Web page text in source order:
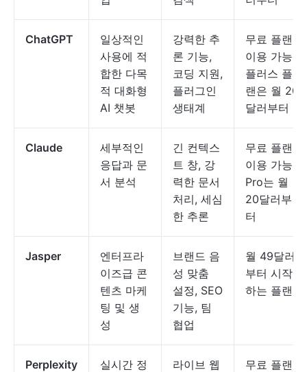
ChatGPT
일상적인
사용에 적
합한 다목
적 대화형
AI 챗봇
강력한 추
론 기능,
코딩 지원,
플러그인
생태계
무료 플랜
이용 가능,
플러스 플
랜은 월 20
달러부터
Claude
세부적인
응답과 문
서 분석
긴 컨텍스
트 창, 강
력한 문서
처리, 세심
한 추론
무료 플랜
이용 가능,
Pro는 월
20달러부
터
Jasper
엔터프라
이즈급 콘
텐츠 마케
팅 및 생
성
브랜드 음
성 맞춤
설정, SEO
기능, 팀
협업
월 49달러
부터 시작
하는 플랜
Perplexity
실시간 정
라이브 웹
무료 플랜